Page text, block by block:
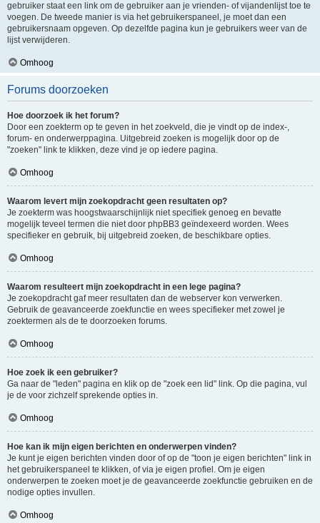
gebruiker staat een link om de gebruiker aan je vrienden- of vijandenlijst toe te
voegen. De tweede manier is via het gebruikerspaneel, je moet dan een
gebruikersnaam opgeven. Op dezelfde pagina kun je gebruikers weer van de
lijst verwijderen.
Omhoog
Forums doorzoeken
Hoe doorzoek ik het forum?
Door een zoekterm op te geven in het zoekveld, die je vindt op de index-,
forum- en onderwerppagina. Uitgebreid zoeken is mogelijk door op de
"zoeken" link te klikken, deze vind je op iedere pagina.
Omhoog
Waarom levert mijn zoekopdracht geen resultaten op?
Je zoekterm was hoogstwaarschijnlijk niet specifiek genoeg en bevatte
mogelijk teveel termen die niet door phpBB3 geïndexeerd worden. Wees
specifieker en gebruik, bij uitgebreid zoeken, de beschikbare opties.
Omhoog
Waarom resulteert mijn zoekopdracht in een lege pagina?
Je zoekopdracht gaf meer resultaten dan de webserver kon verwerken.
Gebruik de geavanceerde zoekfunctie en wees specifieker met zowel je
zoektermen als de te doorzoeken forums.
Omhoog
Hoe zoek ik een gebruiker?
Ga naar de "leden" pagina en klik op de "zoek een lid" link. Op die pagina, vul
je de voor zichzelf sprekende opties in.
Omhoog
Hoe kan ik mijn eigen berichten en onderwerpen vinden?
Je kunt je eigen berichten vinden door of op de "toon je eigen berichten" link in
het gebruikerspaneel te klikken, of via je eigen profiel. Om je eigen
onderwerpen te zoeken moet je de geavanceerde zoekfunctie gebruiken en de
nodige opties invullen.
Omhoog